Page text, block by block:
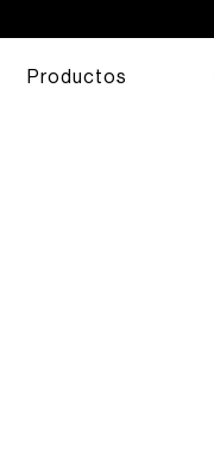
Productos